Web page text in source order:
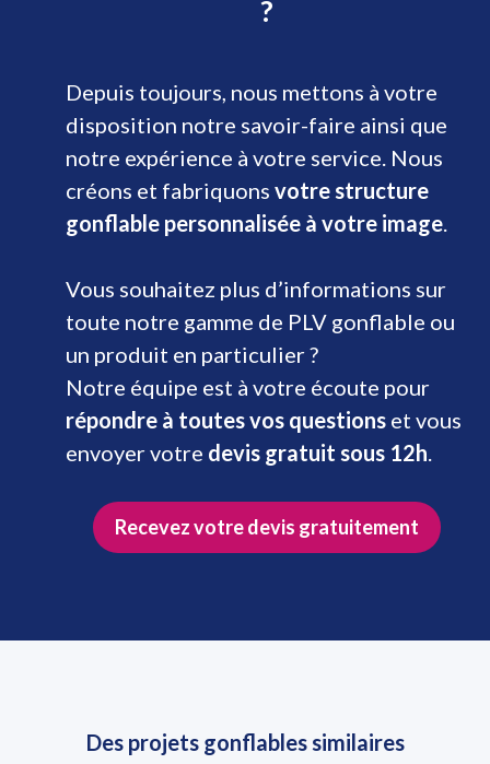
?
Depuis toujours, nous mettons à votre
disposition notre savoir-faire ainsi que
notre expérience à votre service. Nous
créons et fabriquons votre structure
gonflable personnalisée à votre image.
Vous souhaitez plus d’informations sur
toute notre gamme de PLV gonflable ou
un produit en particulier ?
Notre équipe est à votre écoute pour
répondre à toutes vos questions et vous
envoyer votre devis gratuit sous 12h.
Recevez votre devis gratuitement
Des projets gonflables similaires